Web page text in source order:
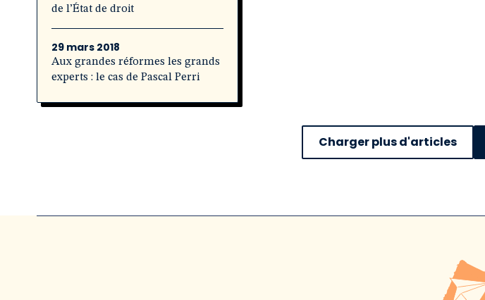
de l’État de droit
29 mars 2018
Aux grandes réformes les grands
experts : le cas de Pascal Perri
Charger plus d'articles